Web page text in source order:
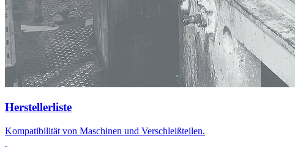
Herstellerliste
Kompatibilität von Maschinen und Verschleißteilen.